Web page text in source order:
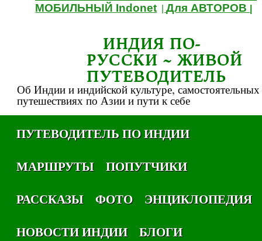
МОБИЛЬНЫЙ Indonet |Для АВТОРОВ
ИНДИЯ ПО-
РУССКИ ~ ЖИВОЙ
ПУТЕВОДИТЕЛЬ
Об Индии и индийской культуре, самостоятельных
путешествиях по Азии и пути к себе
ПУТЕВОДИТЕЛЬ ПО ИНДИИ
МАРШРУТЫ
ПОПУТЧИКИ
РАССКАЗЫ
ФОТО
ЭНЦИКЛОПЕДИЯ
НОВОСТИ ИНДИИ
БЛОГИ